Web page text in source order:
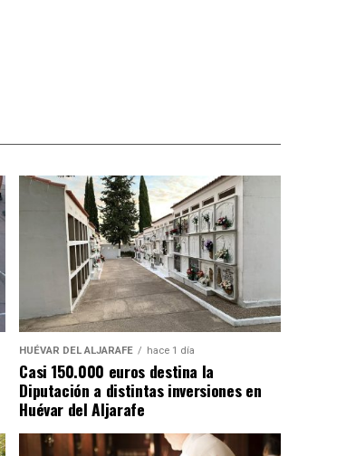
HUÉVAR DEL ALJARAFE hace 1 día
Casi 150.000 euros destina la
Diputación a distintas inversiones en
Huévar del Aljarafe